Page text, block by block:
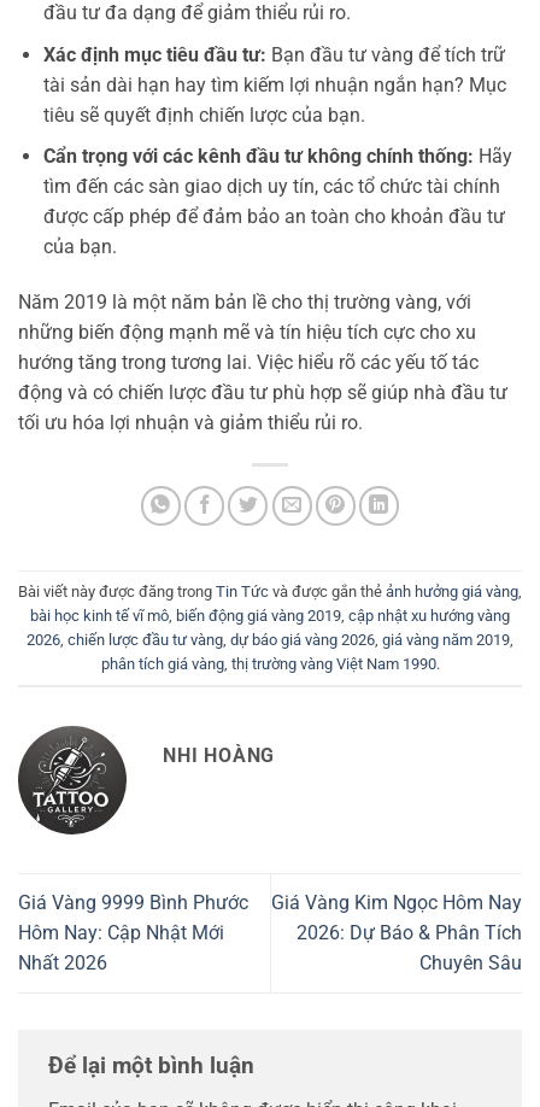
đầu tư đa dạng để giảm thiểu rủi ro.
Xác định mục tiêu đầu tư: Bạn đầu tư vàng để tích trữ
tài sản dài hạn hay tìm kiếm lợi nhuận ngắn hạn? Mục
tiêu sẽ quyết định chiến lược của bạn.
Cẩn trọng với các kênh đầu tư không chính thống: Hãy
tìm đến các sàn giao dịch uy tín, các tổ chức tài chính
được cấp phép để đảm bảo an toàn cho khoản đầu tư
của bạn.
Năm 2019 là một năm bản lề cho thị trường vàng, với
những biến động mạnh mẽ và tín hiệu tích cực cho xu
hướng tăng trong tương lai. Việc hiểu rõ các yếu tố tác
động và có chiến lược đầu tư phù hợp sẽ giúp nhà đầu tư
tối ưu hóa lợi nhuận và giảm thiểu rủi ro.
Bài viết này được đăng trong Tin Tức và được gắn thẻ ảnh hưởng giá vàng
bài học kinh tế vĩ mô biến động giá vàng 2019 cập nhật xu hướng vàng
2026 chiến lược đầu tư vàng dự báo giá vàng 2026 giá vàng năm 2019
phân tích giá vàng, thị trường vàng Việt Nam 1990.
NHI HOÀNG
Giá Vàng 9999 Bình Phước
Hôm Nay: Cập Nhật Mới
Nhất 2026
Giá Vàng Kim Ngọc Hôm Nay
2026: Dự Báo & Phân Tích
Chuyên Sâu
Để lại một bình luận